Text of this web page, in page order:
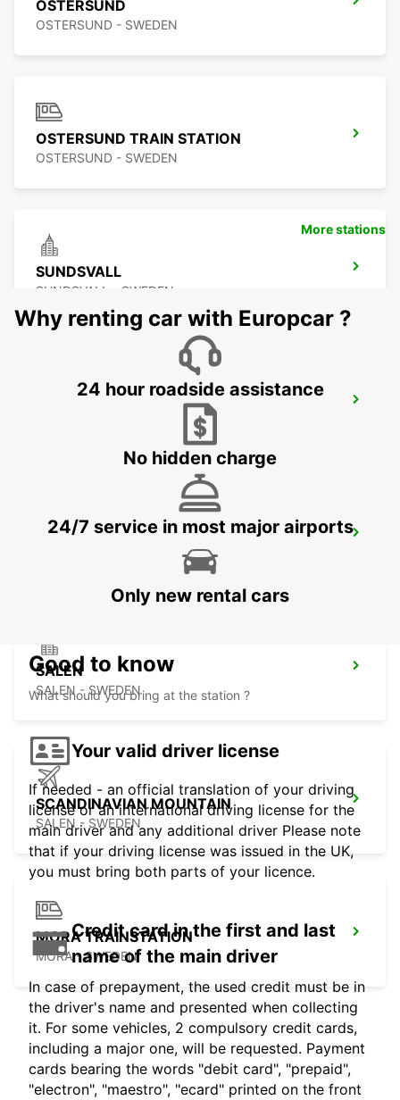
OSTERSUND
OSTERSUND - SWEDEN
OSTERSUND TRAIN STATION
OSTERSUND - SWEDEN
SUNDSVALL
SUNDSVALL - SWEDEN
SUNDSVALL MIDLANDA AIRPORT
SUNDSVALL TRAIN STATION
SALEN
SALEN - SWEDEN
SCANDINAVIAN MOUNTAIN
SALEN - SWEDEN
MORA TRAINSTATION
MORA - SWEDEN
More stations
Why renting car with Europcar ?
24 hour roadside assistance
No hidden charge
24/7 service in most major airports
Only new rental cars
Good to know
What should you bring at the station ?
Your valid driver license
If needed - an official translation of your driving
license or an international driving license for the
main driver and any additional driver Please note
that if your driving license was issued in the UK,
you must bring both parts of your licence.
Credit card in the first and last
name of the main driver
In case of prepayment, the used credit must be in
the driver's name and presented when collecting
it. For some vehicles, 2 compulsory credit cards,
including a major one, will be requested. Payment
cards bearing the words "debit card", "prepaid",
"electron", "maestro", "ecard" printed on the front